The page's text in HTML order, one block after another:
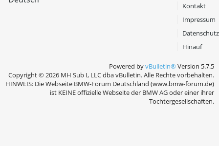
Kontakt
Impressum
Datenschutz
Hinauf
Powered byvBulletin®Version 5.7.5
Copyright © 2026 MH Sub I, LLC dba vBulletin. Alle Rechte vorbehalten.
HINWEIS: Die Webseite BMW-Forum Deutschland (www.bmw-forum.de)
ist KEINE offizielle Webseite der BMW AG oder einer ihrer
Tochtergesellschaften.